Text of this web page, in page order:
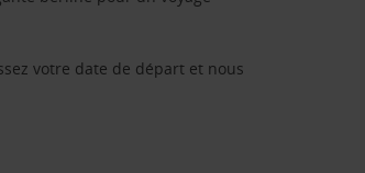
votre date de départ et nous